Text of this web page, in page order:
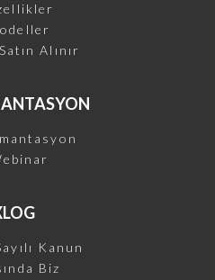
Alınır
Kanun
Biz